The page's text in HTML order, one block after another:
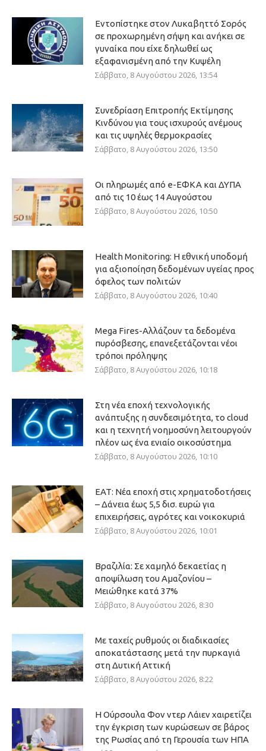
Εντοπίστηκε στον Λυκαβηττό Σορός
σε προχωρημένη σήψη και ανήκει σε
γυναίκα που είχε δηλωθεί ως
εξαφανισμένη από την Κυψέλη
Σάββατο, 8 Αυγούστου 2026, 13:54
Συνεδρίαση Επιτροπής Εκτίμησης
Κινδύνου για τους ισχυρούς ανέμους
και τις υψηλές θερμοκρασίες
Σάββατο, 8 Αυγούστου 2026, 13:50
Οι πληρωμές από e-ΕΦΚΑ και ΔΥΠΑ
από τις 10 έως 14 Αυγούστου
Σάββατο, 8 Αυγούστου 2026, 10:50
Health Monitoring: Η εθνική υποδομή
για αξιοποίηση δεδομένων υγείας προς
όφελος των πολιτών
Σάββατο, 8 Αυγούστου 2026, 10:40
Mega Fires-Αλλάζουν τα δεδομένα
πυρόσβεσης, επανεξετάζονται νέοι
τρόποι πρόληψης
Σάββατο, 8 Αυγούστου 2026, 10:18
Στη νέα εποχή τεχνολογικής
ανάπτυξης η συνδεσιμότητα, το cloud
και η τεχνητή νοημοσύνη λειτουργούν
πλέον ως ένα ενιαίο οικοσύστημα
Σάββατο, 8 Αυγούστου 2026, 10:10
ΕΑΤ: Νέα εποχή στις χρηματοδοτήσεις
– Δάνεια έως 5,5 δισ. ευρώ για
επιχειρήσεις, αγρότες και νοικοκυριά
Σάββατο, 8 Αυγούστου 2026, 10:01
Βραζιλία: Σε χαμηλό δεκαετίας η
αποψίλωση του Αμαζονίου –
Μειώθηκε κατά 37%
Σάββατο, 8 Αυγούστου 2026, 8:30
Με ταχείς ρυθμούς οι διαδικασίες
αποκατάστασης μετά την πυρκαγιά
στη Δυτική Αττική
Σάββατο, 8 Αυγούστου 2026, 8:22
Η Ούρσουλα Φον ντερ Λάιεν χαιρετίζει
την έγκριση των κυρώσεων σε βάρος
της Ρωσίας από τη Γερουσία των ΗΠΑ